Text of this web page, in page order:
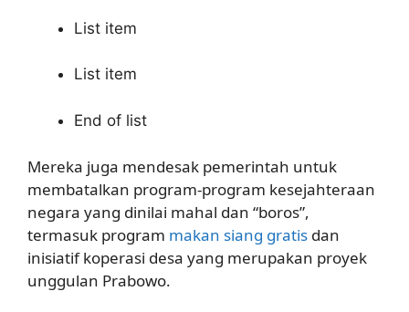
List item
List item
End of list
Mereka juga mendesak pemerintah untuk
membatalkan program-program kesejahteraan
negara yang dinilai mahal dan “boros”,
termasuk program makan siang gratis dan
inisiatif koperasi desa yang merupakan proyek
unggulan Prabowo.